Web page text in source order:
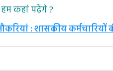
कहां पढ़ेंगे ?
: शासकीय कर्मचारियों